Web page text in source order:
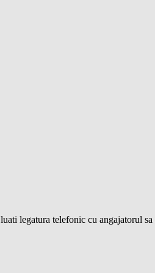
legatura telefonic cu angajatorul